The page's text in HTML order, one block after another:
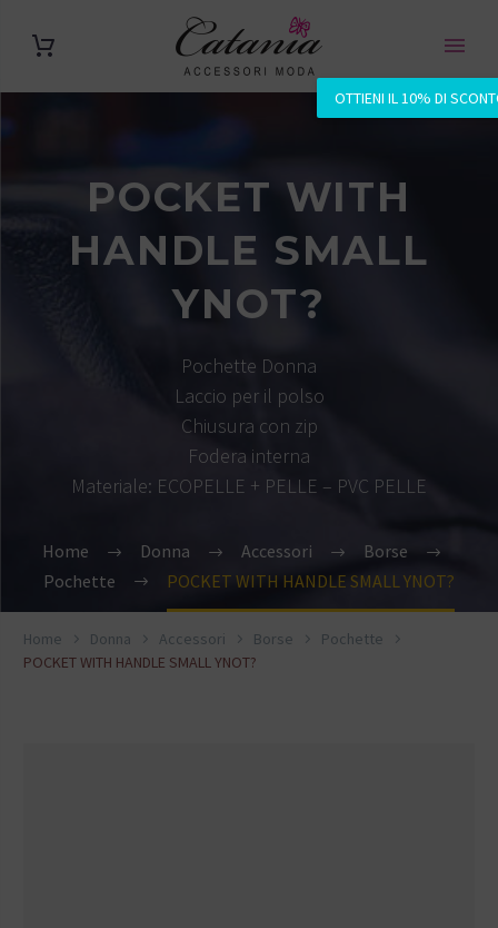
OTTIENI IL 10% DI
POCKET WITH
HANDLE SMALL
YNOT?
Pochette Donna
Laccio per il polso
Chiusura con zip
Fodera interna
Materiale: ECOPELLE + PELLE – PVC PELLE
Home Donna Accessori
Borse
Pochette
POCKET WITH HANDLE SMALL YNOT?
Home Donna Accessori Borse
Pochette
POCKET WITH HANDLE SMALL YNOT?